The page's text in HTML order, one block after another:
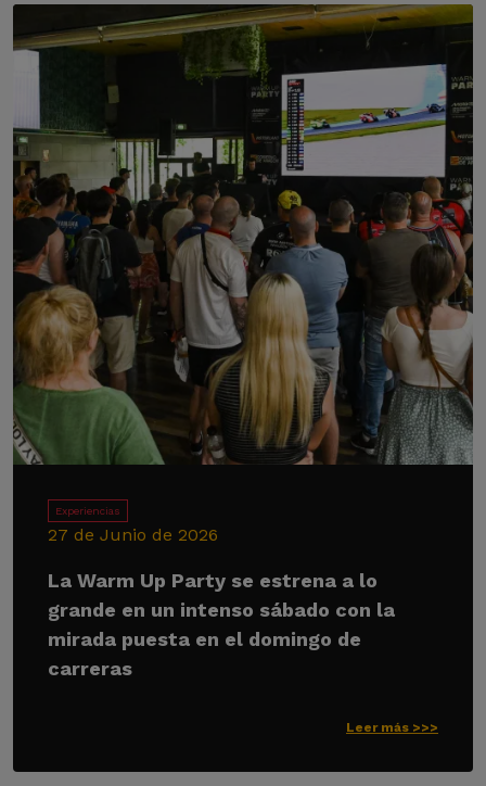
Experiencias
27 de Junio de 2026
La Warm Up Party se estrena a lo
grande en un intenso sábado con la
mirada puesta en el domingo de
carreras
Leer más >>>